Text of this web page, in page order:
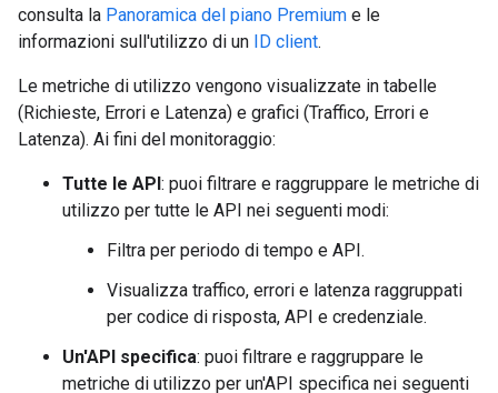
consulta la Panoramica del piano Premium e le
informazioni sull'utilizzo di un ID client.
Le metriche di utilizzo vengono visualizzate in tabelle
(Richieste, Errori e Latenza) e grafici (Traffico, Errori e
Latenza). Ai fini del monitoraggio:
Tutte le API: puoi filtrare e raggruppare le metriche di
utilizzo per tutte le API nei seguenti modi:
Filtra per periodo di tempo e API.
Visualizza traffico, errori e latenza raggruppati
per codice di risposta, API e credenziale.
Un'API specifica: puoi filtrare e raggruppare le
metriche di utilizzo per un'API specifica nei seguenti